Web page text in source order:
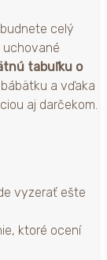
celý
uchované
tabuľku o
a vďaka
aj darčekom.
vyzerať ešte
ktoré ocení